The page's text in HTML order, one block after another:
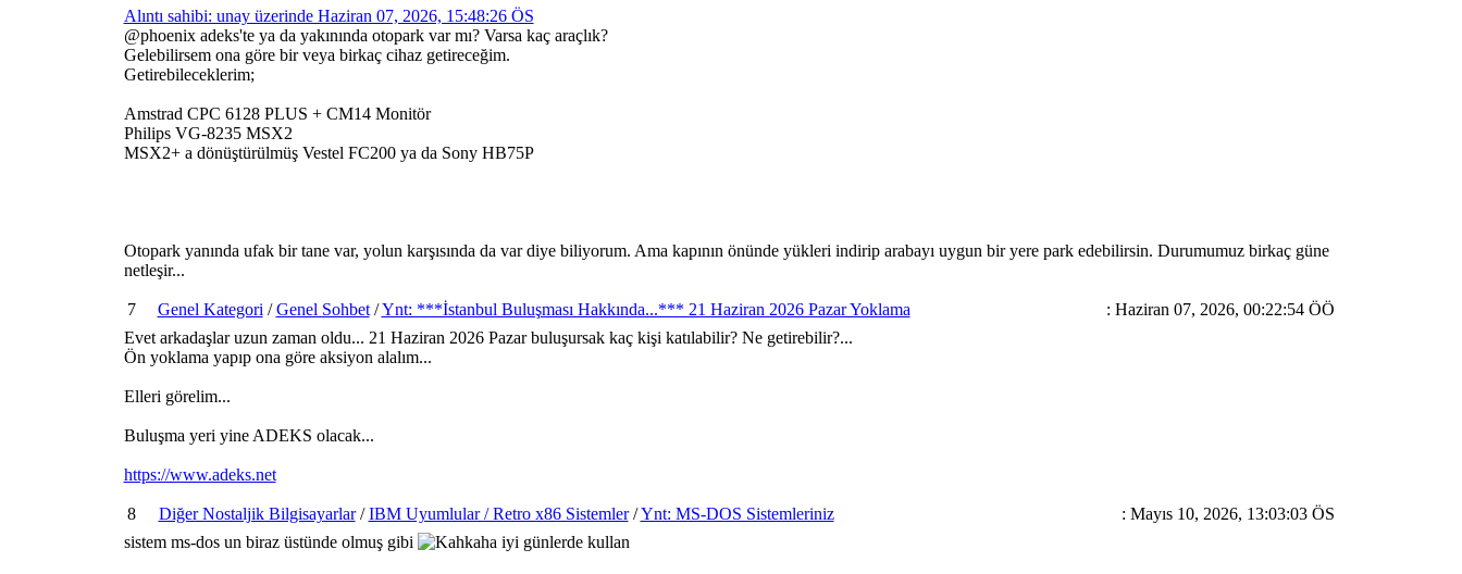
Alıntı sahibi: unay üzerinde Haziran 07, 2026, 15:48:26 ÖS
@phoenix adeks'te ya da yakınında otopark var mı? Varsa kaç araçlık?
Gelebilirsem ona göre bir veya birkaç cihaz getireceğim.
Getirebileceklerim;
Amstrad CPC 6128 PLUS + CM14 Monitör
Philips VG-8235 MSX2
MSX2+ a dönüştürülmüş Vestel FC200 ya da Sony HB75P
Otopark yanında ufak bir tane var, yolun karşısında da var diye biliyorum. Ama kapının önünde yükleri indirip arabayı uygun bir yere park edebilirsin. Durumumuz birkaç güne
netleşir...
7 Genel Kategori /Genel Sohbet/Ynt: ***İstanbul Buluşması Hakkında...*** 21 Haziran 2026 Pazar Yoklama
: Haziran 07, 2026, 00:22:54 ÖÖ
Evet arkadaşlar uzun zaman oldu... 21 Haziran 2026 Pazar buluşursak kaç kişi katılabilir? Ne getirebilir?...
Ön yoklama yapıp ona göre aksiyon alalım...
Elleri görelim...
Buluşma yeri yine ADEKS olacak...
https://www.adeks.net
8 Diğer Nostaljik Bilgisayarlar/IBM Uyumlular / Retro x86 Sistemler/Ynt: MS-DOS Sistemleriniz
: Mayıs 10, 2026, 13:03:03 ÖS
sistem ms-dos un biraz üstünde olmuş gibi
iyi günlerde kullan